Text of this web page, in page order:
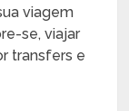
viagem
se, viajar
transfers e